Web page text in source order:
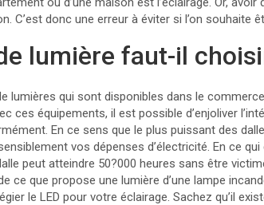
C’est donc une erreur à éviter si l’on souhaite
lumière faut-il
lumières qui sont disponibles dans le
ces équipements, il est possible d’enjoliver
En ce sens que le plus puissant des
vos dépenses d’électricité. En ce
peut atteindre 50?000 heures sans être
ce que propose une lumière d’une lampe
le LED pour votre éclairage. Sachez qu’il